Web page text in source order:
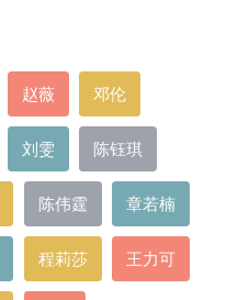
赵薇 邓伦
刘雯 陈钰琪
陈伟霆 章若楠
程莉莎 王力可